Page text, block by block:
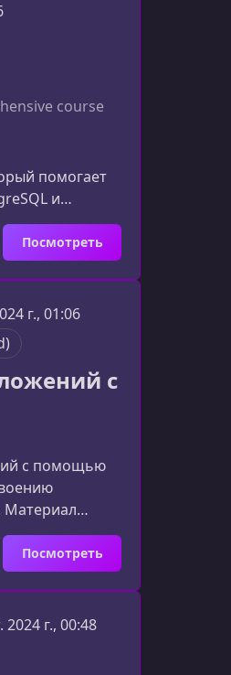
course
помогает
и
на
как
дает
Посмотреть
г., 01:06
с
с помощью
Материал
строить
в
шаг за
сложных
Посмотреть
2024 г., 00:48